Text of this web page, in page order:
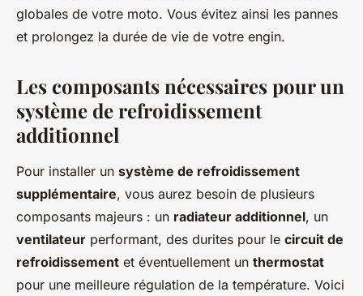
globales de votre moto. Vous évitez ainsi les pannes
et prolongez la durée de vie de votre engin.
Les composants nécessaires pour un
système de refroidissement
additionnel
Pour installer un système de refroidissement
supplémentaire, vous aurez besoin de plusieurs
composants majeurs : un radiateur additionnel, un
ventilateur performant, des durites pour le circuit de
refroidissement et éventuellement un thermostat
pour une meilleure régulation de la température. Voici